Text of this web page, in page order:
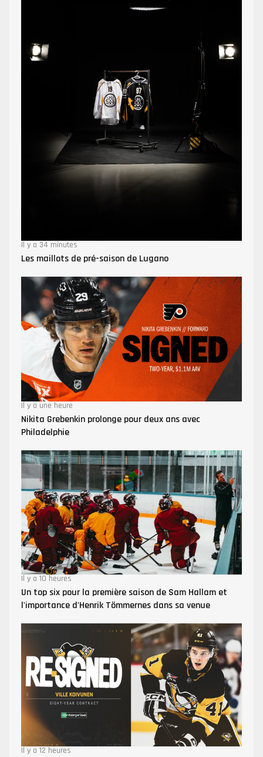
Il y a 34 minutes
Les maillots de pré-saison de Lugano
Il y a une heure
Nikita Grebenkin prolonge pour deux ans avec
Philadelphie
Il y a 10 heures
Un top six pour la première saison de Sam Hallam et
l'importance d'Henrik Tömmernes dans sa venue
Il y a 12 heures